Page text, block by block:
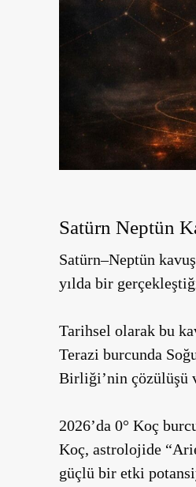
Satürn Neptün
Satürn–Neptün
yılda bir
Tarihsel olarak bu
Terazi burcunda
Birliği’nin çözülüşü
2026’da 0° Koç
Koç, astrolojide
güçlü bir etki